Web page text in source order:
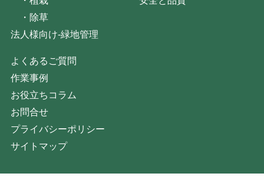
・ 除草
法人様向け-緑地管理
よくあるご質問
作業事例
お役立ちコラム
お問合せ
プライバシーポリシー
サイトマップ